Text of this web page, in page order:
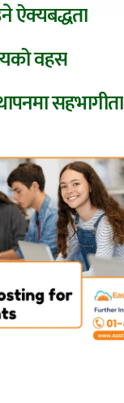
ऐक्यबद्धता
वहस
सहभागीता